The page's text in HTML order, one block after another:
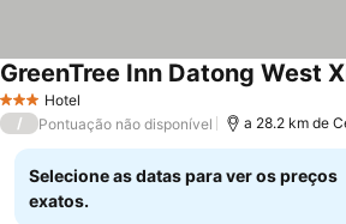
3 EstrelasHotel
/ Pontuação não disponível a 28.2 km de
Selecione as datas para ver os preços
exatos.